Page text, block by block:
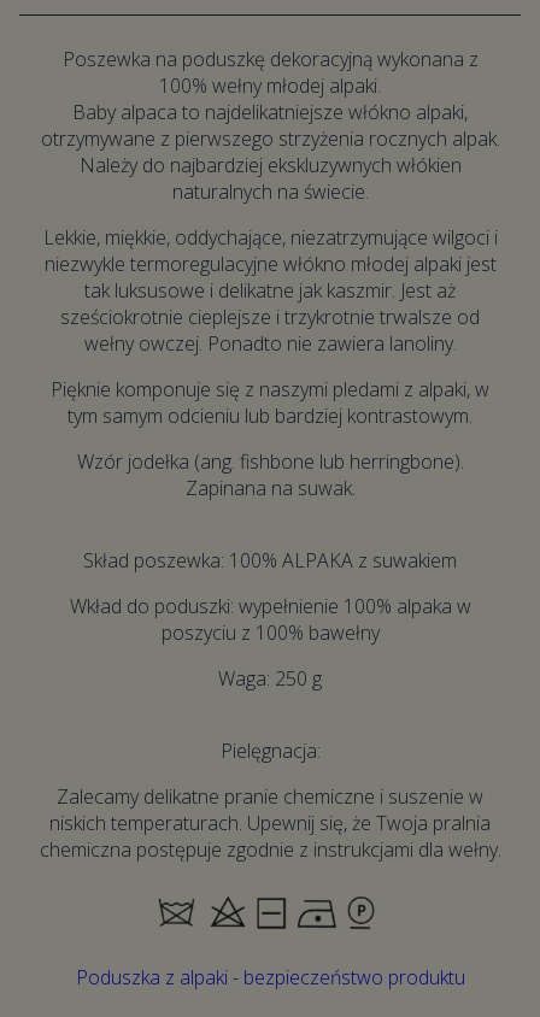
Poszewka na poduszkę dekoracyjną wykonana z
100% wełny młodej alpaki.
Baby alpaca to najdelikatniejsze włókno alpaki,
otrzymywane z pierwszego strzyżenia rocznych alpak.
Należy do najbardziej ekskluzywnych włókien
naturalnych na świecie.
Lekkie, miękkie, oddychające, niezatrzymujące wilgoci i
niezwykle termoregulacyjne włókno młodej alpaki jest
tak luksusowe i delikatne jak kaszmir. Jest aż
sześciokrotnie cieplejsze i trzykrotnie trwalsze od
wełny owczej. Ponadto nie zawiera lanoliny.
Pięknie komponuje się z naszymi pledami z alpaki, w
tym samym odcieniu lub bardziej kontrastowym.
Wzór jodełka (ang. fishbone lub herringbone).
Zapinana na suwak.
Skład poszewka: 100% ALPAKA z suwakiem
Wkład do poduszki: wypełnienie 100% alpaka w
poszyciu z 100% bawełny
Waga: 250 g
Pielęgnacja:
Zalecamy delikatne pranie chemiczne i suszenie w
niskich temperaturach. Upewnij się, że Twoja pralnia
chemiczna postępuje zgodnie z instrukcjami dla wełny.
Poduszka z alpaki - bezpieczeństwo produktu